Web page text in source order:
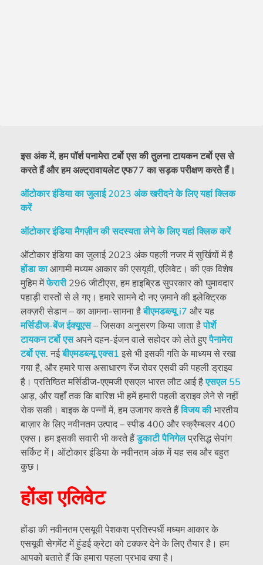
इस अंक में, हम पॉर्श पनामेरा टर्बो एस की तुलना टायकन टर्बो एस से
करते हैं और हम अल्ट्रावायलेट एफ77 का सड़क परीक्षण करते हैं।
ऑटोकार इंडिया का जुलाई 2023 अंक खरीदने के लिए यहां क्लिक
करें
ऑटोकार इंडिया मैगज़ीन की सदस्यता लेने के लिए यहां क्लिक करें
ऑटोकार इंडिया का जुलाई 2023 अंक पहली नजर में सुर्खियों में है
होंडा काआगामी मध्यम आकार की एसयूवी, एलिवेट। की एक विशेष
मुहिम मेंफेरारी296 जीटीएस, हम हाइब्रिड सुपरकार को घुमावदार
पहाड़ी रास्तों से ले गए। हमारे सामने दो नए ज़माने की इलेक्ट्रिक
लक्ज़री सेडान – का आमना-सामना हैबीएमडब्ल्यू i7 और यह
मर्सिडीज-बेंज ईक्यूएस– जिसका अनुसरण किया जाता हैपोर्शे
टायकन टर्बो एसअपने दहन-इंजन वाले सहोदर को लेते हुएपैनामेरा
टर्बो एस. नईबीएमडब्ल्यू एक्स1 इसे भी इसकी गति के माध्यम से रखा
गया है, और हमारे पास असाधारण रेंज रोवर एसवी की पहली ड्राइव
है। प्रतिष्ठित मर्सिडीज-एएमजी एसएल भारत लौट आई हैएसएल 55
आड़, और यहाँ तक कि बारिश भी हमें हमारी पहली ड्राइव लेने से नहीं
रोक सकी। बाइक के पन्नों में, हम उजागर करते हैंविजय कीभारतीय
बाज़ार के लिए नवीनतम उत्पाद – स्पीड 400 और स्क्रैम्बलर 400
एक्स। हम इसकी सवारी भी करते हैंडुकाटी पैनिगेलप्रसिद्ध सेपांग
सर्किट में। ऑटोकार इंडिया के नवीनतम अंक में यह सब और बहुत
कुछ।
होंडा एलिवेट
होंडा की नवीनतम एसयूवी पेशकश प्रतिस्पर्धी मध्यम आकार के
एसयूवी सेगमेंट में हुंडई क्रेटा को टक्कर देने के लिए तैयार है। हम
आपको बताते हैं कि हमारा पहला प्रभाव क्या है।